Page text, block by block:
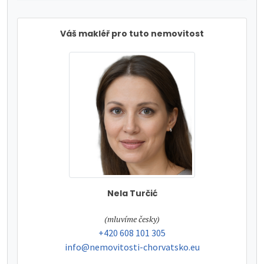
Váš makléř pro tuto nemovitost
Nela Turčić
tel:
(mluvíme česky)
tel:
+420 608 101 305
e-mail:
info@nemovitosti-chorvatsko.eu